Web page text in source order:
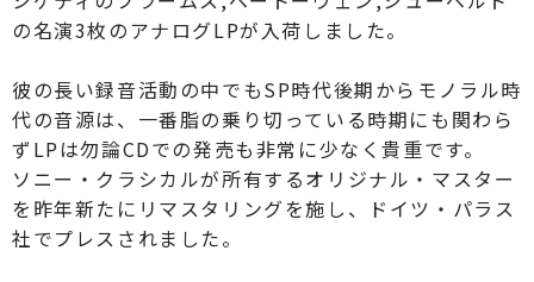
の名演3枚のアナログLPが入荷しました。
彼の長い録音活動の中でもSP時代後期からモノラル時
代の音源は、一番脂の乗り切っている時期にも関わら
ずLPは勿論CDでの発売も非常に少なく貴重です。
ソニー・クラシカルが所有するオリジナル・マスター
を昨年新たにリマスタリングを施し、ドイツ・パラス
社でプレスされました。